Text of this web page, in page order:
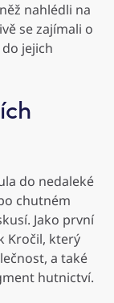
nahlédli na
se zajímali o
jejich
do nedaleké
chutném
Jako první
Kročil, který
a také
hutnictví.